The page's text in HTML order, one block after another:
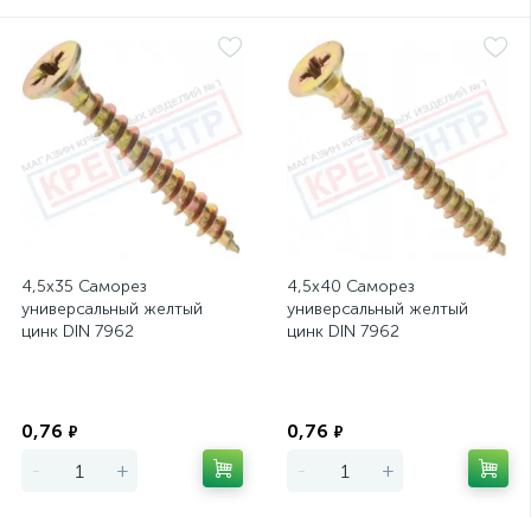
4,5х35 Саморез
универсальный желтый
цинк DIN 7962
0,76 ₽
- +
4,5х40 Саморез
универсальный желтый
цинк DIN 7962
0,76 ₽
- +